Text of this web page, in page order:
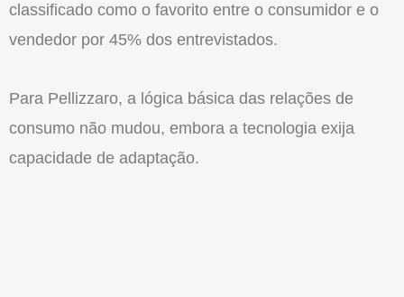
classificado como o favorito entre o consumidor e o
vendedor por 45% dos entrevistados.
Para Pellizzaro, a lógica básica das relações de
consumo não mudou, embora a tecnologia exija
capacidade de adaptação.